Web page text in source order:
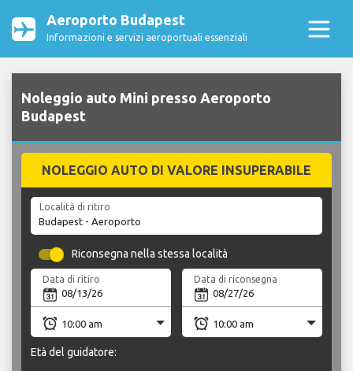
Aeroporto Budapest
Informazioni e servizi aeroportuali essenziali
Noleggio auto Mini presso Aeroporto
Budapest
NOLEGGIO AUTO DI VALORE INSUPERABILE
Località di ritiro
Riconsegna nella stessa località
Data di ritiro Data di riconsegna
Età del guidatore: